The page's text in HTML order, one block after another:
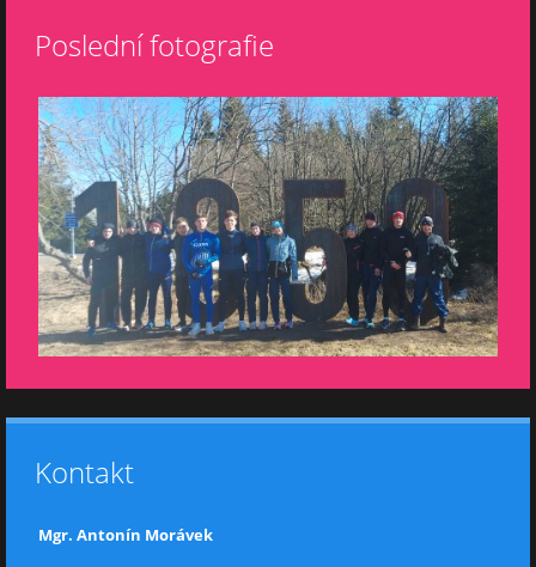
Poslední fotografie
Kontakt
Mgr. Antonín Morávek